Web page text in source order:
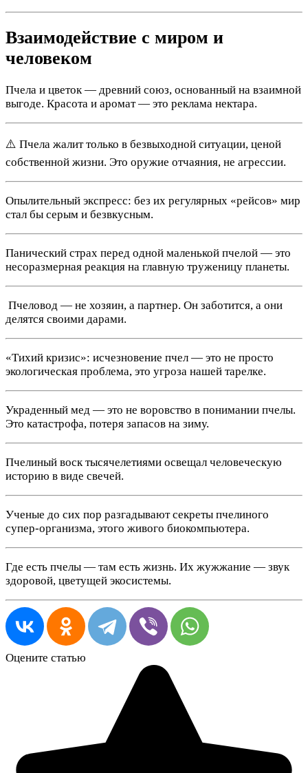
Взаимодействие с миром и
человеком
Пчела и цветок — древний союз, основанный на взаимной
выгоде. Красота и аромат — это реклама нектара.
⚠️ Пчела жалит только в безвыходной ситуации, ценой
собственной жизни. Это оружие отчаяния, не агрессии.
Опылительный экспресс: без их регулярных «рейсов» мир
стал бы серым и безвкусным.
Панический страх перед одной маленькой пчелой — это
несоразмерная реакция на главную труженицу планеты.
‍ Пчеловод — не хозяин, а партнер. Он заботится, а они
делятся своими дарами.
«Тихий кризис»: исчезновение пчел — это не просто
экологическая проблема, это угроза нашей тарелке.
Украденный мед — это не воровство в понимании пчелы.
Это катастрофа, потеря запасов на зиму.
Пчелиный воск тысячелетиями освещал человеческую
историю в виде свечей.
Ученые до сих пор разгадывают секреты пчелиного
супер-организма, этого живого биокомпьютера.
Где есть пчелы — там есть жизнь. Их жужжание — звук
здоровой, цветущей экосистемы.
Оцените статью